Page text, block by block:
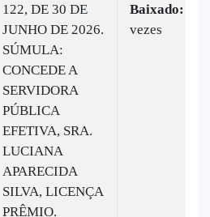
122, DE 30 DE
JUNHO DE 2026.
SÚMULA:
CONCEDE A
SERVIDORA
PÚBLICA
EFETIVA, SRA.
LUCIANA
APARECIDA
SILVA, LICENÇA
PRÊMIO.
Baixado:
vezes